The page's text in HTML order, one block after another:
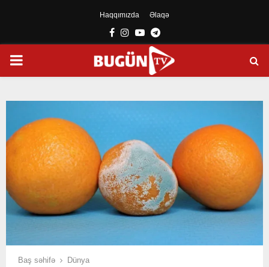
Haqqımızda Əlaqə
Facebook
Instagram
YoutubeTelegram
PRIMARY
Baş səhifə
Dünya